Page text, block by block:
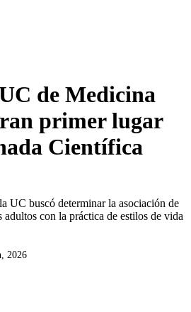
de Medicina
primer lugar
Científica
UC buscó determinar la asociación de
adultos con la práctica de estilos de vida
2026